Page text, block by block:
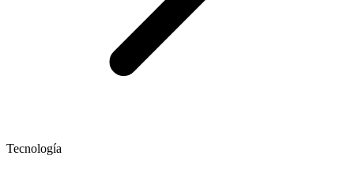
Tecnología